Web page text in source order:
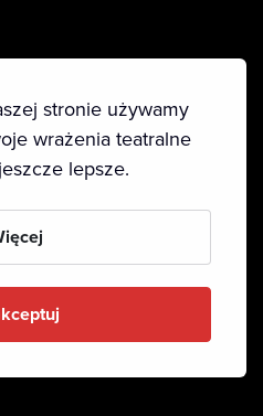
stronie używamy
wrażenia teatralne
lepsze.